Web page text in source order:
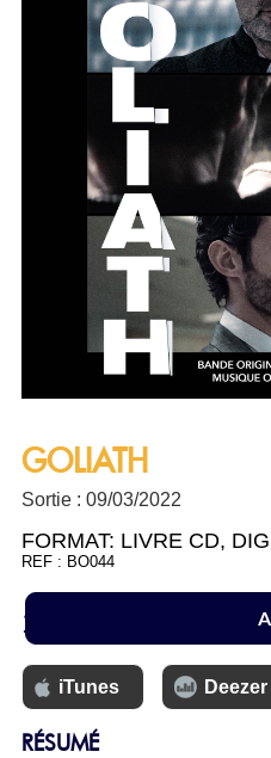
GOLIATH
Sortie : 09/03/2022
FORMAT: LIVRE CD,
REF : BO044
18 €
iTunes Deezer
RÉSUMÉ